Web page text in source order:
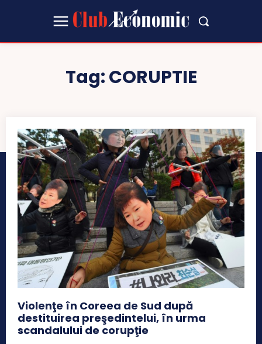
Tag:CORUPTIE
Violenţe în Coreea de Sud după
destituirea preşedintelui, în urma
scandalului de corupţie